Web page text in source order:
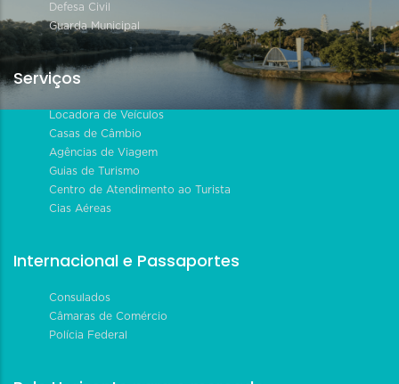
Defesa Civil
Guarda Municipal
Serviços
Locadora de Veículos
Casas de Câmbio
Agências de Viagem
Guias de Turismo
Centro de Atendimento ao Turista
Cias Aéreas
Internacional e Passaportes
Consulados
Câmaras de Comércio
Polícia Federal